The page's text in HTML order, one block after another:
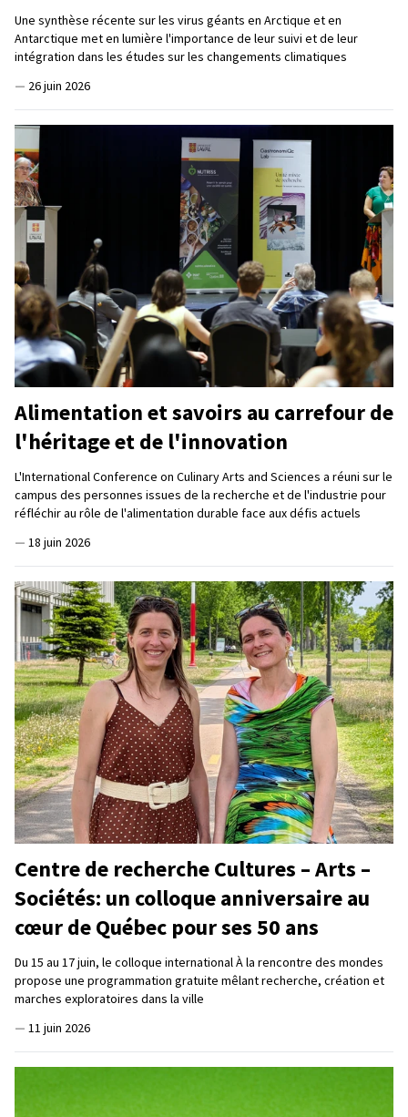
Une synthèse récente sur les virus géants en Arctique et en
Antarctique met en lumière l'importance de leur suivi et de leur
intégration dans les études sur les changements climatiques
— 26 juin 2026
Alimentation et savoirs au carrefour de
l'héritage et de l'innovation
L'International Conference on Culinary Arts and Sciences a réuni sur le
campus des personnes issues de la recherche et de l'industrie pour
réfléchir au rôle de l'alimentation durable face aux défis actuels
— 18 juin 2026
Centre de recherche Cultures – Arts –
Sociétés: un colloque anniversaire au
cœur de Québec pour ses 50 ans
Du 15 au 17 juin, le colloque international À la rencontre des mondes
propose une programmation gratuite mêlant recherche, création et
marches exploratoires dans la ville
— 11 juin 2026